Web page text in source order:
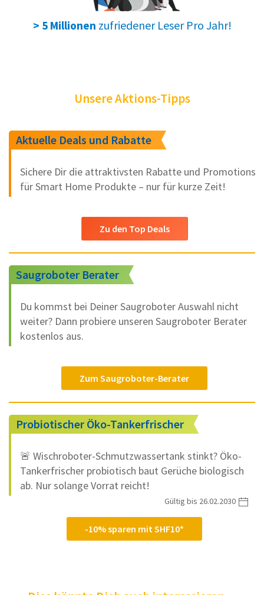
> 5 Millionen zufriedener Leser Pro Jahr!
Unsere Aktions-Tipps
Aktuelle Deals und Rabatte
Sichere Dir die attraktivsten Rabatte und Promotions
für Smart Home Produkte – nur für kurze Zeit!
Zu den Top Deals
Saugroboter Berater
Du kommst bei Deiner Saugroboter Auswahl nicht
weiter? Dann probiere unseren Saugroboter Berater
kostenlos aus.
Zum Saugroboter-Berater
Probiotischer Öko-Tankerfrischer
🚨 Wischroboter-Schmutzwassertank stinkt? Öko-
Tankerfrischer probiotisch baut Gerüche biologisch
ab. Nur solange Vorrat reicht!
-10% sparen mit SHF10*
Gültig bis 26.02.2030